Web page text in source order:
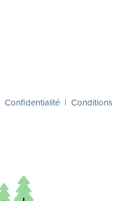
Confidentialité | Conditions